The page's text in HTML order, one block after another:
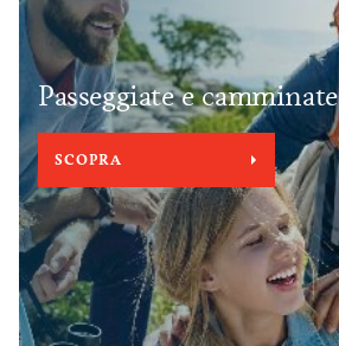
Passeggiate e camminate
SCOPRA